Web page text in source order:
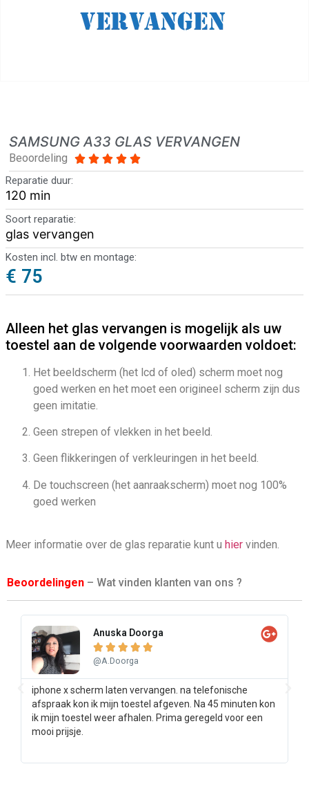
SAMSUNG A33 GLAS VERVANGEN
Beoordeling     
Reparatie duur:
120 min
Soort reparatie:
glas vervangen
Kosten incl. btw en montage:
€ 75
Alleen het glas vervangen is mogelijk als uw
toestel aan de volgende voorwaarden voldoet:
Het beeldscherm (het lcd of oled) scherm moet nog
goed werken en het moet een origineel scherm zijn dus
geen imitatie.
Geen strepen of vlekken in het beeld.
Geen flikkeringen of verkleuringen in het beeld.
De touchscreen (het aanraakscherm) moet nog 100%
goed werken
Meer informatie over de glas reparatie kunt u hier vinden.
Beoordelingen – Wat vinden klanten van ons ?
Anuska Doorga
    
@A.Doorga
iphone x scherm laten vervangen. na telefonische
afspraak kon ik mijn toestel afgeven. Na 45 minuten kon
ik mijn toestel weer afhalen. Prima geregeld voor een
mooi prijsje.